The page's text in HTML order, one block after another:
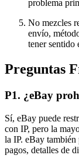
problema
No mezcles
envío,
tener sentido
Preguntas
P1. ¿eBay
Sí, eBay puede
con IP, pero la
la IP. eBay también
pagos, detalles de